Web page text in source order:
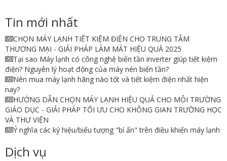
Tin mới nhất
CHỌN MÁY LẠNH TIẾT KIỆM ĐIỆN CHO TRUNG TÂM
THƯƠNG MẠI - GIẢI PHÁP LÀM MÁT HIỆU QUẢ 2025
Tại sao Máy lạnh có công nghệ biến tần inverter giúp tiết kiệm
điện? Nguyên lý hoạt động của máy nén biến tần?
Nên mua máy lạnh hãng nào tốt và tiết kiệm điện nhất hiện
nay?
HƯỚNG DẪN CHỌN MÁY LẠNH HIỆU QUẢ CHO MÔI TRƯỜNG
GIÁO DỤC - GIẢI PHÁP TỐI ƯU CHO KHÔNG GIAN TRƯỜNG HỌC
VÀ THƯ VIỆN
Ý nghĩa các ký hiệu/biểu tượng "bí ẩn" trên điều khiển máy lạnh
Dịch vụ